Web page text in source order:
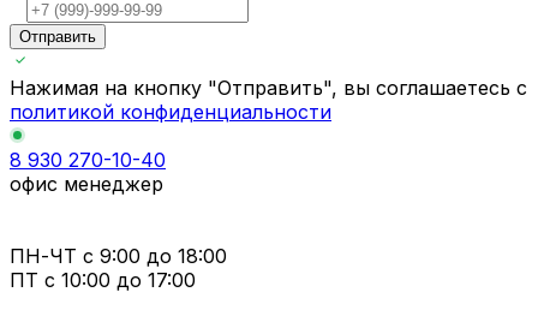
Отправить
Нажимая на кнопку "Отправить", вы соглашаетесь с
политикой конфиденциальности
8 930 270-10-40
офис менеджер
ПН-ЧТ с 9:00 до 18:00
ПТ с 10:00 до 17:00